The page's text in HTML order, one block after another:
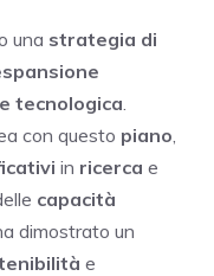
una strategia di
tecnologica
con questo piano
in ricerca e
capacità
dimostrato un
e